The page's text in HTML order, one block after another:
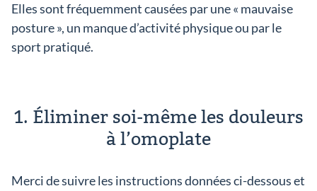
Elles sont fréquemment causées par une « mauvaise
posture », un manque d’activité physique ou par le
sport pratiqué.
1. Éliminer soi-même les douleurs
à l’omoplate
Merci de suivre les instructions données ci-dessous et